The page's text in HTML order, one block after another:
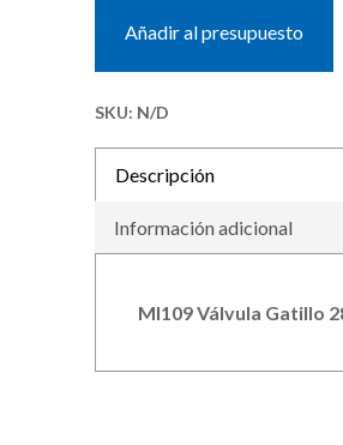
Añadir al presupuesto
SKU: N/D
Descripción
Información adicional
MI109 Válvula Gatillo